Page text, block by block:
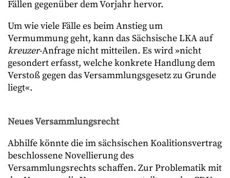
Fällen gegenüber dem Vorjahr hervor.
Um wie viele Fälle es beim Anstieg um
Vermummung geht, kann das Sächsische LKA auf
kreuzer-Anfrage nicht mitteilen. Es wird »nicht
gesondert erfasst, welche konkrete Handlung dem
Verstoß gegen das Versammlungsgesetz zu Grunde
liegt«.
Neues Versammlungsrecht
Abhilfe könnte die im sächsischen Koalitionsvertrag
beschlossene Novellierung des
Versammlungsrechts schaffen. Zur Problematik mit